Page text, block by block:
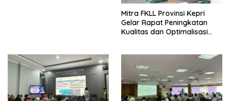
Mitra FKLL Provinsi Kepri
Gelar Rapat Peningkatan
Kualitas dan Optimalisasi